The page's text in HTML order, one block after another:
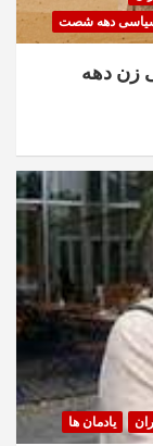
سیاسی دهه شصت
زن دهه
یادمان ها